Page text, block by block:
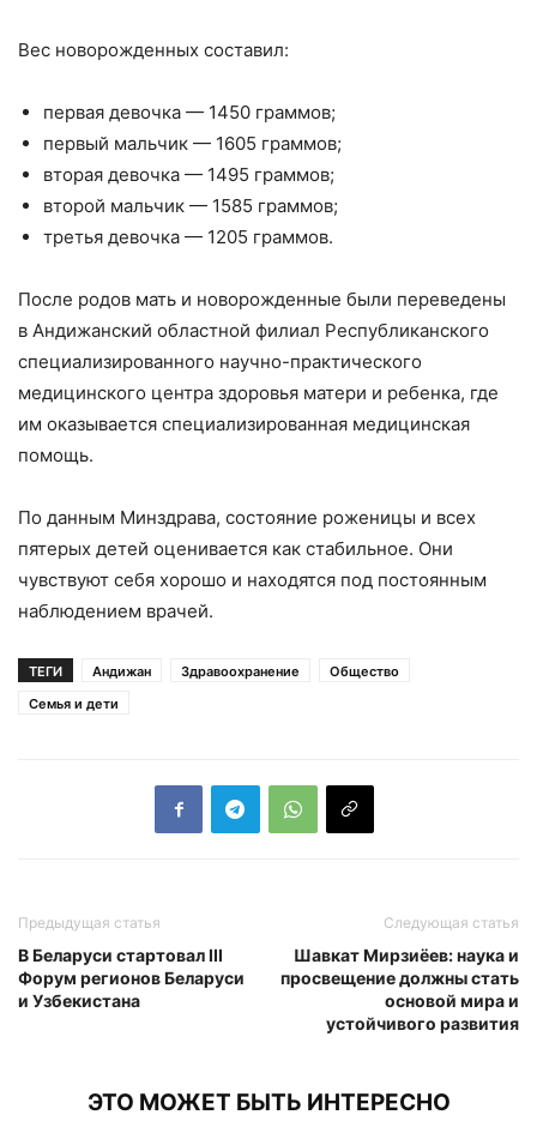
Вес новорожденных составил:
первая девочка — 1450 граммов;
первый мальчик — 1605 граммов;
вторая девочка — 1495 граммов;
второй мальчик — 1585 граммов;
третья девочка — 1205 граммов.
После родов мать и новорожденные были переведены
в Андижанский областной филиал Республиканского
специализированного научно-практического
медицинского центра здоровья матери и ребенка, где
им оказывается специализированная медицинская
помощь.
По данным Минздрава, состояние роженицы и всех
пятерых детей оценивается как стабильное. Они
чувствуют себя хорошо и находятся под постоянным
наблюдением врачей.
ТЕГИ Андижан Здравоохранение
Общество
Семья и дети
Предыдущая статья
В Беларуси стартовал III
Форум регионов Беларуси
и Узбекистана
Следующая статья
Шавкат Мирзиёев: наука и
просвещение должны стать
основой мира и
устойчивого развития
ЭТО МОЖЕТ БЫТЬ ИНТЕРЕСНО